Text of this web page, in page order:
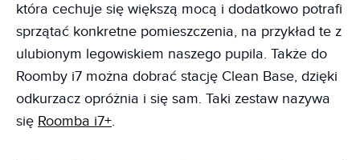
która cechuje się większą mocą i dodatkowo potrafi
sprzątać konkretne pomieszczenia, na przykład te z
ulubionym legowiskiem naszego pupila. Także do
Roomby i7 można dobrać stację Clean Base, dzięki
odkurzacz opróżnia i się sam. Taki zestaw nazywa
się Roomba i7+.